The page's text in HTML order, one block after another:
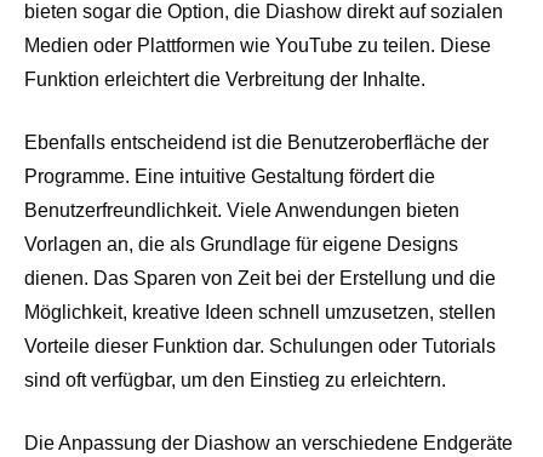
bieten sogar die Option, die Diashow direkt auf sozialen
Medien oder Plattformen wie YouTube zu teilen. Diese
Funktion erleichtert die Verbreitung der Inhalte.
Ebenfalls entscheidend ist die Benutzeroberfläche der
Programme. Eine intuitive Gestaltung fördert die
Benutzerfreundlichkeit. Viele Anwendungen bieten
Vorlagen an, die als Grundlage für eigene Designs
dienen. Das Sparen von Zeit bei der Erstellung und die
Möglichkeit, kreative Ideen schnell umzusetzen, stellen
Vorteile dieser Funktion dar. Schulungen oder Tutorials
sind oft verfügbar, um den Einstieg zu erleichtern.
Die Anpassung der Diashow an verschiedene Endgeräte